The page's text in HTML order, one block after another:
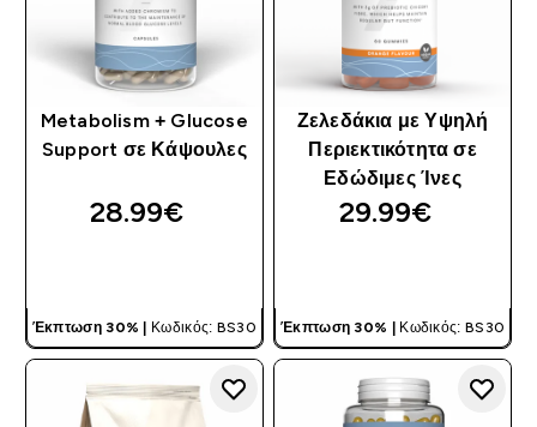
Metabolism + Glucose
Support σε Κάψουλες
28.99€‎
Έκπτωση 30% | Κωδικός: BS30
Ζελεδάκια με Υψηλή
Περιεκτικότητα σε
Εδώδιμες Ίνες
29.99€‎
Έκπτωση 30% | Κωδικός: BS30